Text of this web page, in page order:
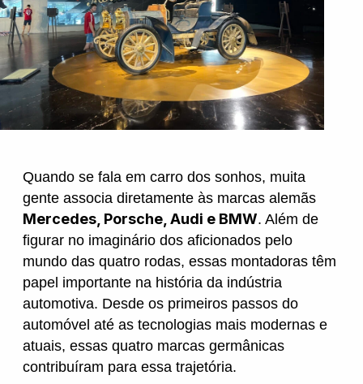
Hyundai
Jeep
Land Rover
Mercedes
Mini
Mitsubishi
Quando se fala em carro dos sonhos, muita
gente associa diretamente às marcas alemãs
Mercedes, Porsche, Audi e BMW. Além de
figurar no imaginário dos aficionados pelo
mundo das quatro rodas, essas montadoras têm
papel importante na história da indústria
automotiva. Desde os primeiros passos do
automóvel até as tecnologias mais modernas e
atuais, essas quatro marcas germânicas
contribuíram para essa trajetória.